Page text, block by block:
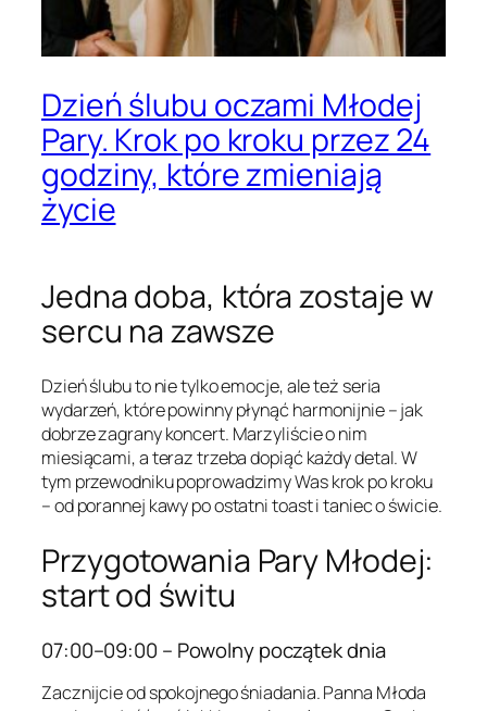
Dzień ślubu oczami Młodej
Pary. Krok po kroku przez 24
godziny, które zmieniają
życie
Jedna doba, która zostaje w
sercu na zawsze
Dzień ślubu to nie tylko emocje, ale też seria
wydarzeń, które powinny płynąć harmonijnie – jak
dobrze zagrany koncert. Marzyliście o nim
miesiącami, a teraz trzeba dopiąć każdy detal. W
tym przewodniku poprowadzimy Was krok po kroku
– od porannej kawy po ostatni toast i taniec o świcie.
Przygotowania Pary Młodej:
start od świtu
07:00–09:00 – Powolny początek dnia
Zacznijcie od spokojnego śniadania. Panna Młoda